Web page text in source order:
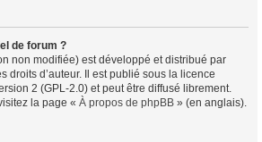
de forum ?
non modifiée) est développé et distribué par
droits d’auteur. Il est publié sous la licence
2 (GPL-2.0) et peut être diffusé librement.
la page « À propos de phpBB » (en anglais).